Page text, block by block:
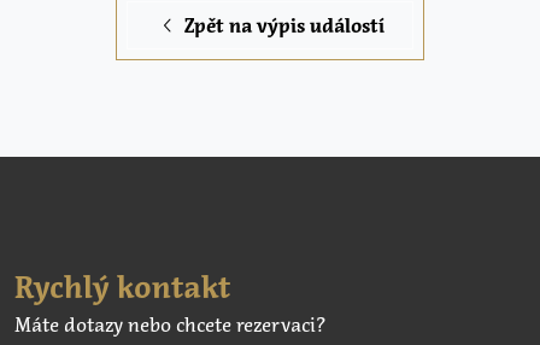
Zpět na výpis událostí
Rychlý kontakt
Máte dotazy nebo chcete rezervaci?